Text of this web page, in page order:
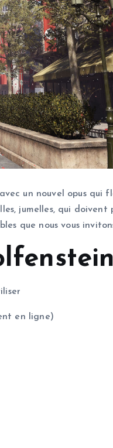
un nouvel opus
jumelles, qui
que nous vous
en ligne)